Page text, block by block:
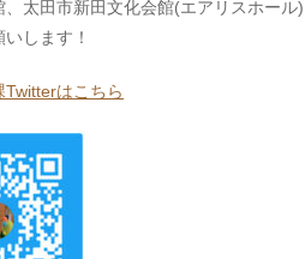
、太田市新田文化会館(エアリスホー
します！
Twitterはこちら